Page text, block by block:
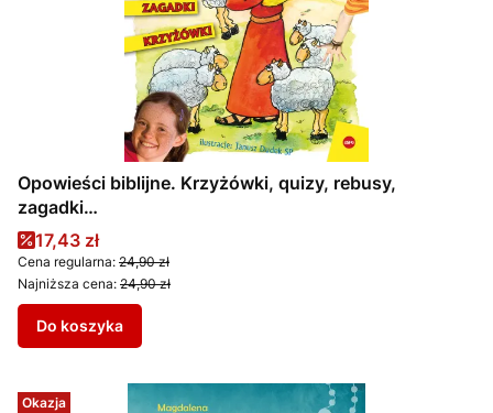
Opowieści biblijne. Krzyżówki, quizy, rebusy,
zagadki…
Cena promocyjna
17,43 zł
Cena regularna: 24,90 zł
Najniższa cena: 24,90 zł
Do koszyka
Okazja